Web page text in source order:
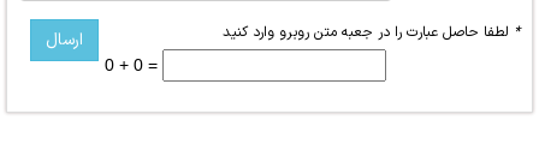
* لطفا حاصل عبارت را در جعبه متن روبرو وارد کنید
0 + 0 =